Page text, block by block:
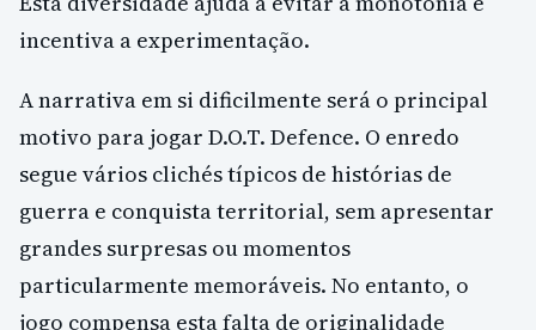
incentiva a experimentação.
A narrativa em si dificilmente será o principal
motivo para jogar D.O.T. Defence. O enredo
segue vários clichés típicos de histórias de
guerra e conquista territorial, sem apresentar
grandes surpresas ou momentos
particularmente memoráveis. No entanto, o
jogo compensa esta falta de originalidade